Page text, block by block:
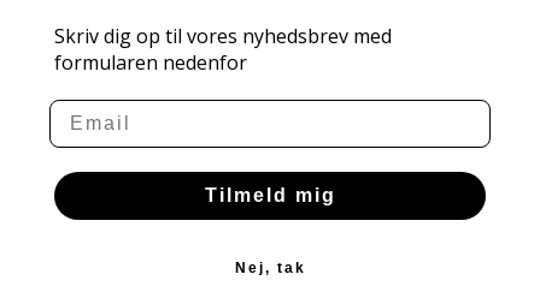
Skriv dig op til vores nyhedsbrev med
formularen nedenfor
Email
Tilmeld mig
Nej, tak